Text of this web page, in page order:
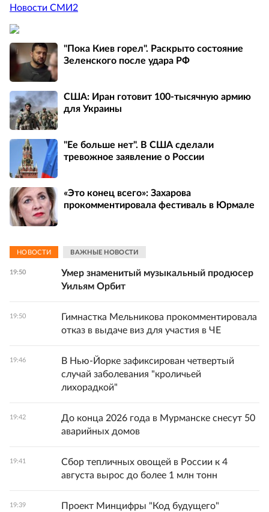
Новости СМИ2
"Пока Киев горел". Раскрыто состояние
Зеленского после удара РФ
США: Иран готовит 100-тысячную армию
для Украины
"Ее больше нет". В США сделали
тревожное заявление о России
«Это конец всего»: Захарова
прокомментировала фестиваль в Юрмале
НОВОСТИ ВАЖНЫЕ НОВОСТИ
19:50
Умер знаменитый музыкальный продюсер
Уильям Орбит
19:50
Гимнастка Мельникова прокомментировала
отказ в выдаче виз для участия в ЧЕ
19:46
В Нью-Йорке зафиксирован четвертый
случай заболевания "кроличьей
лихорадкой"
19:42
До конца 2026 года в Мурманске снесут 50
аварийных домов
19:41
Сбор тепличных овощей в России к 4
августа вырос до более 1 млн тонн
19:39
Проект Минцифры "Код будущего"